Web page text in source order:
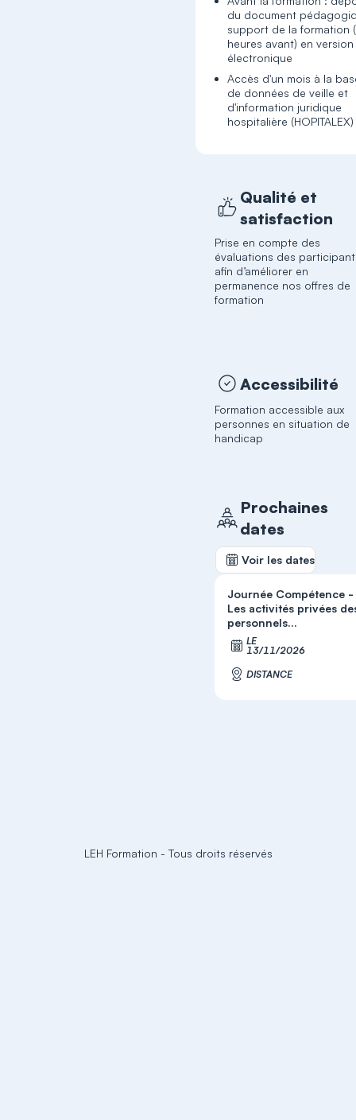
du document
support de la formation
heures avant) en version
électronique
Accès d'un mois à la
de données de veille et
d'information juridique
hospitalière (HOPITALEX)
Qualité et
satisfaction
Prise en compte des
évaluations des
afin d’améliorer en
permanence nos offres de
formation
Accessibilité
Formation accessible aux
personnes en situation de
handicap
Prochaines
dates
Voir les dates
Journée Compétence -
Les activités privées
personnels...
LE
13/11/2026
DISTANCE
LEH Formation - Tous droits réservés